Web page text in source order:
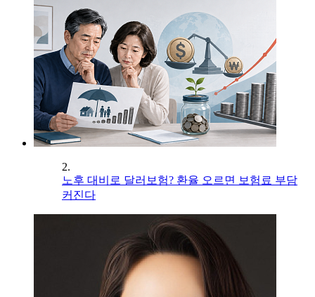
2.
노후 대비로 달러보험? 환율 오르면 보험료 부담
커진다